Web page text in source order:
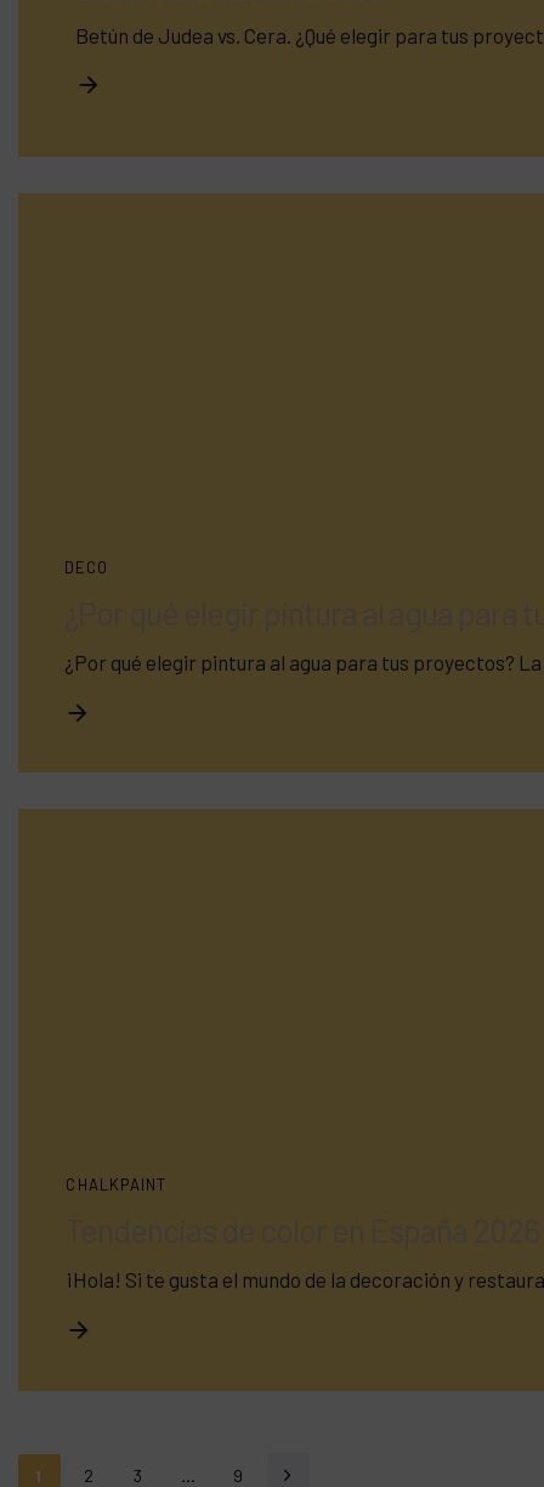
Betún de Judea vs. Cera. ¿Qué elegir para tus
DECO
¿Por qué elegir pintura al agua para tus proyectos?
CHALKPAINT
¡Hola! Si te gusta el mundo de la decoración y
1 2 3 … 9